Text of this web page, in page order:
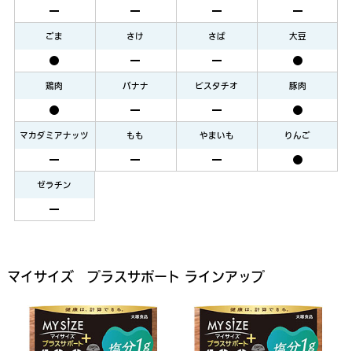
ごま さけ さば 大豆
鶏肉 バナナ ピスタチオ 豚肉
マカダミアナッツ もも やまいも りんご
ゼラチン
マイサイズ プラスサポート ラインアップ